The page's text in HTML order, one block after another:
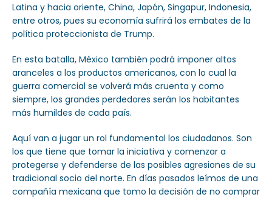
Latina y hacia oriente, China, Japón, Singapur, Indonesia,
entre otros, pues su economía sufrirá los embates de la
política proteccionista de Trump.
En esta batalla, México también podrá imponer altos
aranceles a los productos americanos, con lo cual la
guerra comercial se volverá más cruenta y como
siempre, los grandes perdedores serán los habitantes
más humildes de cada país.
Aquí van a jugar un rol fundamental los ciudadanos. Son
los que tiene que tomar la iniciativa y comenzar a
protegerse y defenderse de las posibles agresiones de su
tradicional socio del norte. En días pasados leímos de una
compañía mexicana que tomo la decisión de no comprar